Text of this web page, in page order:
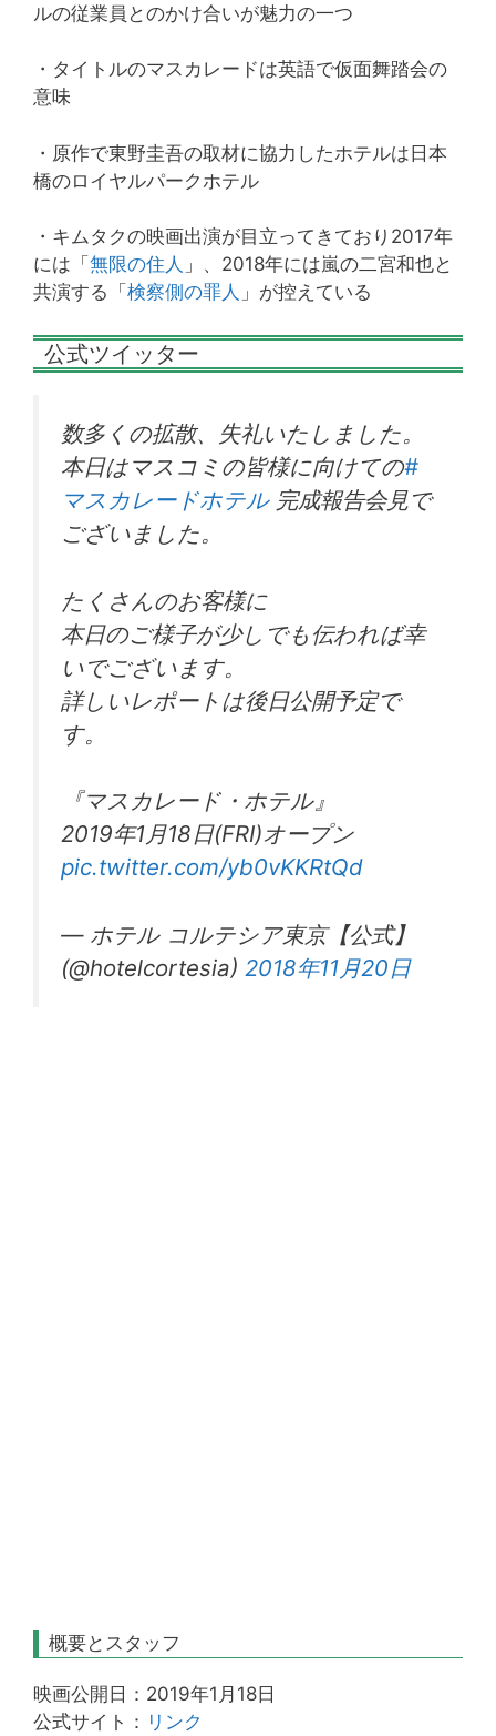
ルの従業員とのかけ合いが魅力の一つ
・タイトルのマスカレードは英語で仮面舞踏会の
意味
・原作で東野圭吾の取材に協力したホテルは日本
橋のロイヤルパークホテル
・キムタクの映画出演が目立ってきており2017年
には「 無限の住人 」、2018年には嵐の二宮和也と
共演する「 検察側の罪人 」が控えている
公式ツイッター
数多くの拡散、失礼いたしました。
本日はマスコミの皆様に向けての#
マスカレードホテル完成報告会見で
ございました。
たくさんのお客様に
本日のご様子が少しでも伝われば幸
いでございます。
詳しいレポートは後日公開予定で
す。
『マスカレード・ホテル』
2019年1月18日(FRI)オープン
pic.twitter.com/yb0vKKRtQd
— ホテル コルテシア東京【公式】
(@hotelcortesia) 2018年11月20日
概要とスタッフ
映画公開日：2019年1月18日
公式サイト： リンク